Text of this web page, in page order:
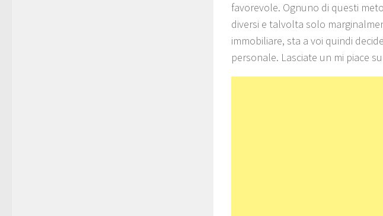
favorevole. Ognuno di questi
diversi e talvolta solo
immobiliare, sta a voi quindi
personale. Lasciate un mi piace